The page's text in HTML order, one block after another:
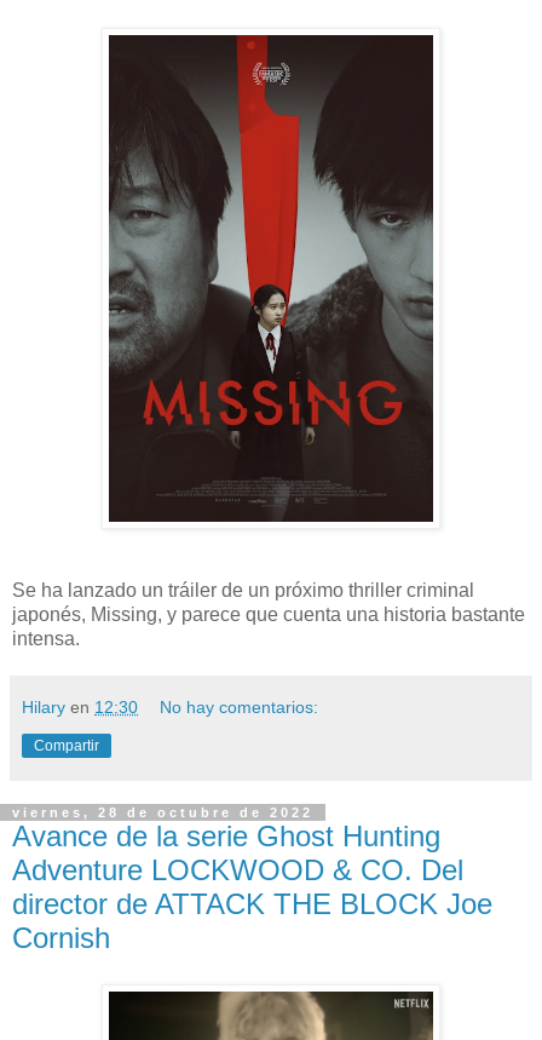
Se ha lanzado un tráiler de un próximo thriller criminal
japonés, Missing, y parece que cuenta una historia bastante
intensa.
Hilary en 12:30 No hay comentarios:
Compartir
viernes, 28 de octubre de 2022
Avance de la serie Ghost Hunting
Adventure LOCKWOOD & CO. Del
director de ATTACK THE BLOCK Joe
Cornish